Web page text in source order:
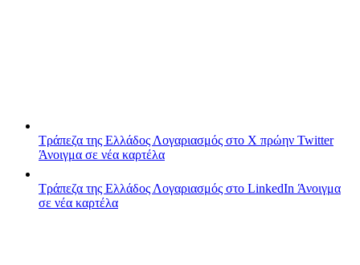
Τράπεζα της Ελλάδος Λογαριασμός στο X πρώην Twitter
Άνοιγμα σε νέα καρτέλα
Τράπεζα της Ελλάδος Λογαριασμός στο LinkedIn Άνοιγμα
σε νέα καρτέλα